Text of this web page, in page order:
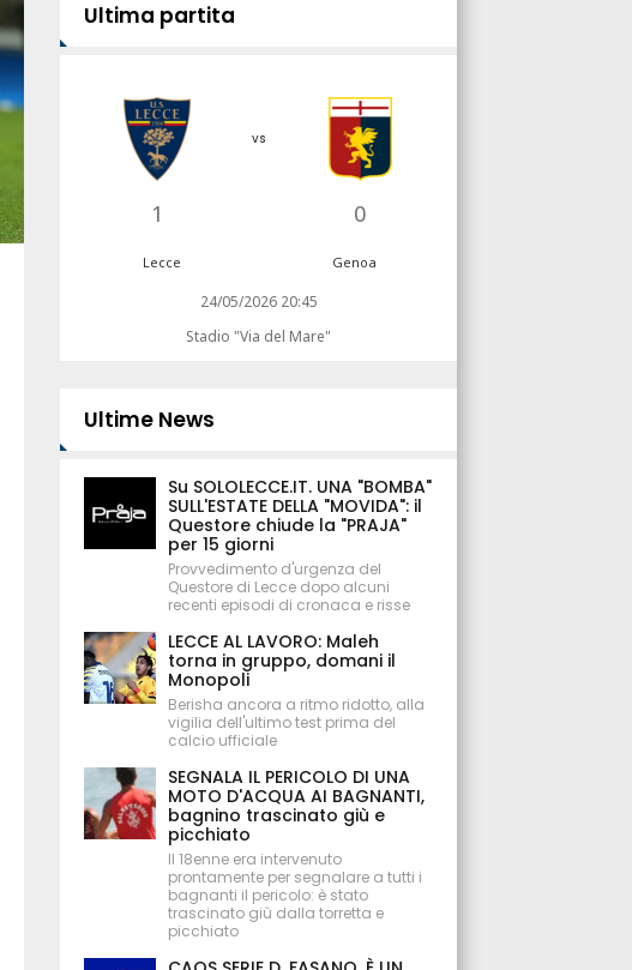
Ultima partita
1
vs
0
Lecce Genoa
24/05/2026 20:45
Stadio "Via del Mare"
Ultime News
Su SOLOLECCE.IT. UNA "BOMBA"
SULL'ESTATE DELLA "MOVIDA": il
Questore chiude la "PRAJA"
per 15 giorni
Provvedimento d'urgenza del
Questore di Lecce dopo alcuni
recenti episodi di cronaca e risse
LECCE AL LAVORO: Maleh
torna in gruppo, domani il
Monopoli
Berisha ancora a ritmo ridotto, alla
vigilia dell'ultimo test prima del
calcio ufficiale
SEGNALA IL PERICOLO DI UNA
MOTO D'ACQUA AI BAGNANTI,
bagnino trascinato giù e
picchiato
Il 18enne era intervenuto
prontamente per segnalare a tutti i
bagnanti il pericolo: è stato
trascinato giù dalla torretta e
picchiato